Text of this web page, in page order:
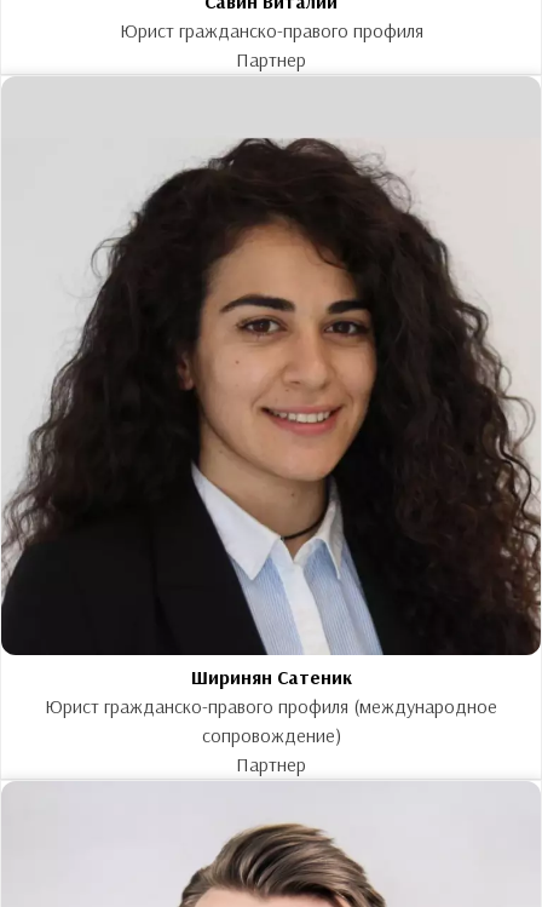
Юрист гражданско-правого профиля
Партнер
Ширинян Сатеник
Юрист гражданско-правого профиля (международное
сопровождение)
Партнер